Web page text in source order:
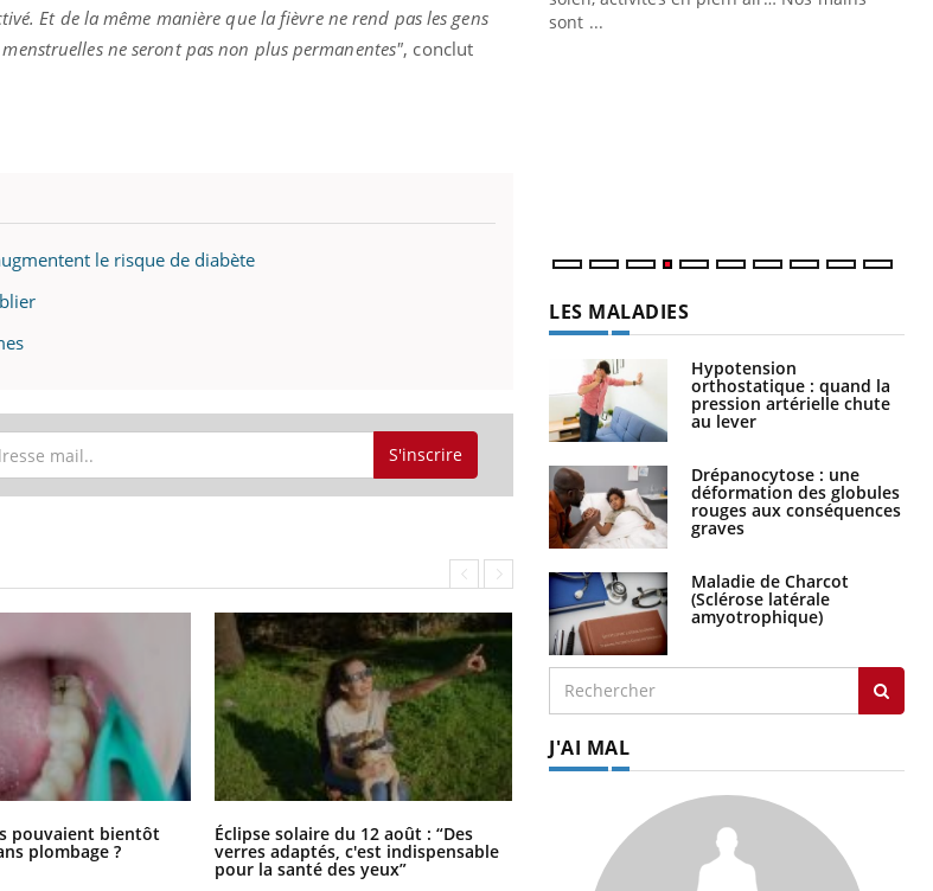
Et de la même manière que la fièvre ne rend pas les gens
ne seront pas non plus permanentes", conclut
le risque de diabète
S'inscrire
pouvaient bientôt
plombage ?
Éclipse solaire du 12 août : “Des
verres adaptés, c'est indispensable
pour la santé des yeux”
Les troubles du sommeil modifient
votre cerveau !
sont ...
LES MALADIES
Hypotension
orthostatique : quand la
pression artérielle chute
au lever
Drépanocytose : une
déformation des globules
rouges aux conséquences
graves
Maladie de Charcot
(Sclérose latérale
amyotrophique)
J'AI MAL